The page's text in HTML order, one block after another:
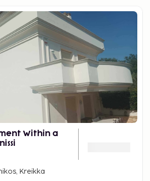
Within a
Kreikka